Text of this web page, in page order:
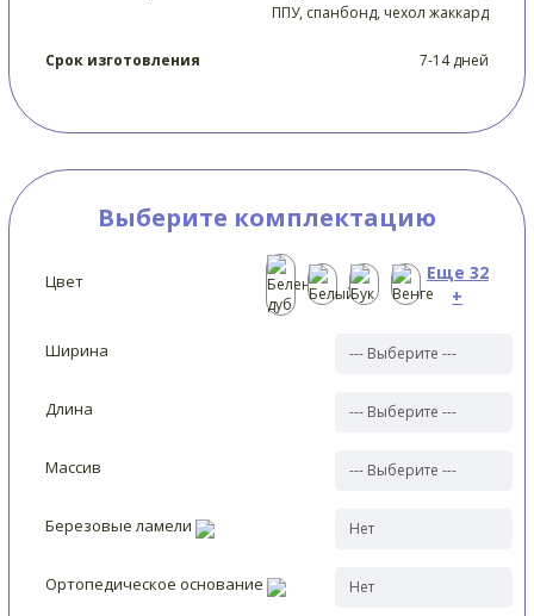
ППУ, спанбонд, чехол жаккард
Срок изготовления 7-14 дней
Выберите комплектацию
Цвет
Еще 32
+
Ширина
Длина
Массив
Березовые ламели
Ортопедическое основание